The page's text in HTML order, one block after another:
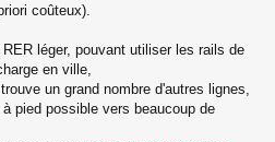
coûteux).
léger, pouvant utiliser les rails de
en ville,
un grand nombre d'autres lignes,
pied possible vers beaucoup de